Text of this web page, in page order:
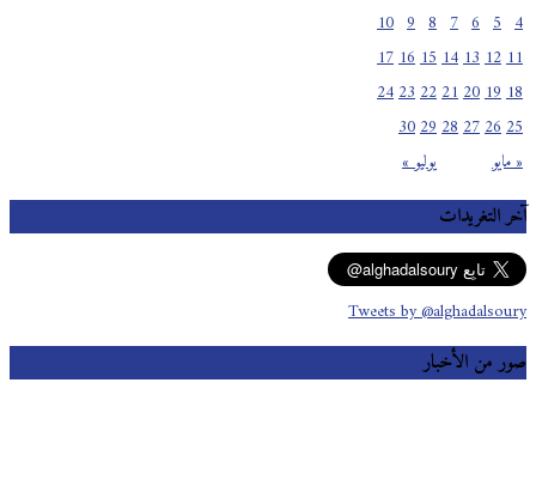
« مايو يوليو »
10
11
12
13
14
15
16
17
18
19
20
21
22
23
24
25
26
27
28
29
30
آخر التغريدات
Tweets by @alghadalsoury
صور من الأخبار